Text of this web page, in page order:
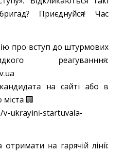
Приєднуйся! Час
про вступ до штурмових
реагуванння:
на сайті або в
🏢
v-ukrayini-startuvala-
на гарячій лінії: